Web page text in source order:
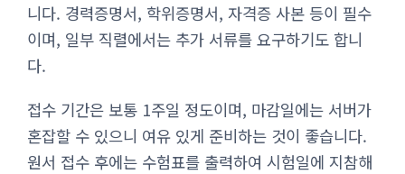
니다. 경력증명서, 학위증명서, 자격증 사본 등이 필수
이며, 일부 직렬에서는 추가 서류를 요구하기도 합니
다.
접수 기간은 보통 1주일 정도이며, 마감일에는 서버가
혼잡할 수 있으니 여유 있게 준비하는 것이 좋습니다.
원서 접수 후에는 수험표를 출력하여 시험일에 지참해